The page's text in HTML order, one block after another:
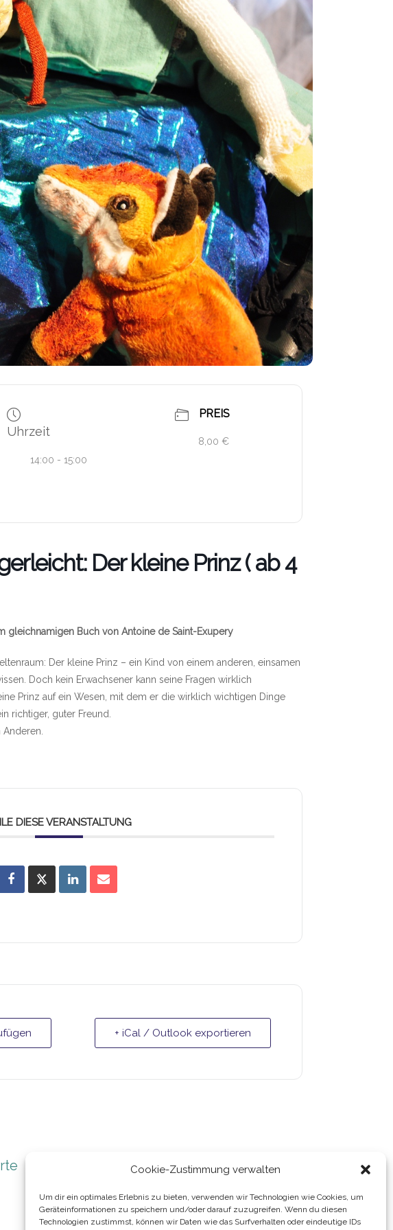
Cookie-Zustimmung verwalten
Um dir ein optimales Erlebnis zu bieten, verwenden wir Technologien wie Cookies, um
Geräteinformationen zu speichern und/oder darauf zuzugreifen. Wenn du diesen
Technologien zustimmst, können wir Daten wie das Surfverhalten oder eindeutige IDs
Uhrzeit
14:00 - 15:00
PREIS
8,00 €
Der kleine Prinz ( ab 4
gleichnamigen Buch von Antoine de Saint-Exupery
Der kleine Prinz – ein Kind von einem anderen, einsamen
Doch kein Erwachsener kann seine Fragen wirklich
Prinz auf ein Wesen, mit dem er die wirklich wichtigen Dinge
richtiger, guter Freund.
DIESE VERANSTALTUNG
+ iCal / Outlook exportieren